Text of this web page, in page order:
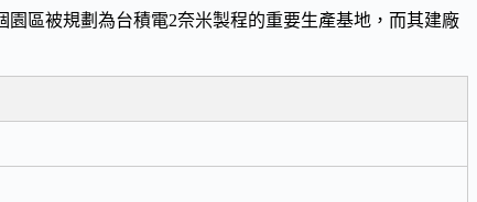
園區被規劃為台積電2奈米製程的重要生產基地 ，而其建廠